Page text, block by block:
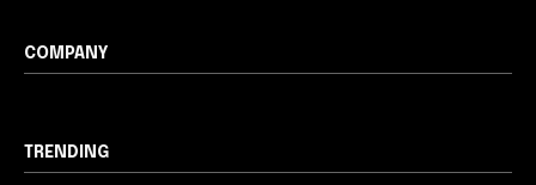
COMPANY
TRENDING